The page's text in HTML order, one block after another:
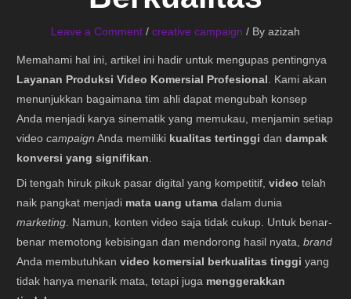
Leave a Comment / creative campaign / By azizah
Memahami hal ini, artikel ini hadir untuk mengupas pentingnya
Layanan Produksi Video Komersial Profesional . Kami akan
menunjukkan bagaimana tim ahli dapat mengubah konsep
Anda menjadi karya sinematik yang memukau, menjamin setiap
videocampaign Anda memiliki kualitas tertinggi dandampak
konversi yang signifikan
Di tengah hiruk pikuk pasar digital yang kompetitif,video telah
naik pangkat menjadi mata uang utama dalam dunia
marketing . Namun, konten video saja tidak cukup. Untuk benar-
benar memotong kebisingan dan mendorong hasil nyata,brand
Anda membutuhkanvideo komersial berkualitas tinggi yang
tidak hanya menarik mata, tetapi juga menggerakkan